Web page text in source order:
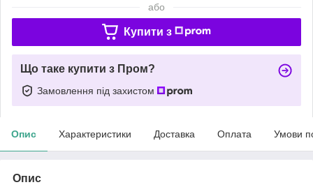
або
Купити з
Що таке купити з Пром?
Замовлення під захистом
Опис Характеристики Доставка Оплата Умови
Опис